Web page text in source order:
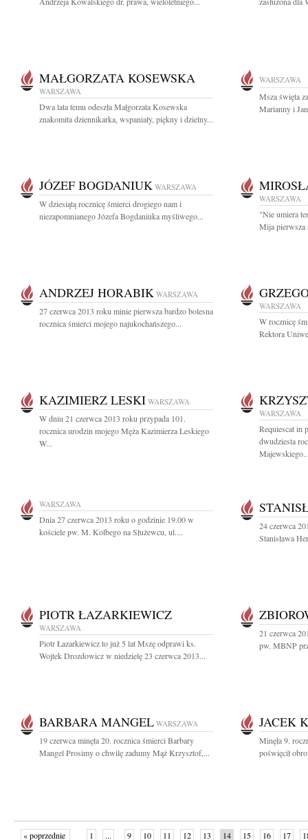
MAŁGORZATA KOSEWSKA
WARSZAWA
Dwa lata temu odeszła Małgorzata Kosewska
znakomita dziennikarka, wspaniały, piękny i dzielny...
WARSZAWA
Msza święta
Marianny i
JÓZEF BOGDANIUK WARSZAWA
W dziesiątą rocznicę śmierci drogiego nam i
niezapomnianego Józefa Bogdaniuka myśliwego...
WARSZAWA
"Nie umiera
Mija pierwsza
ANDRZEJ HORABIK WARSZAWA
27 czerwca 2013 roku minie pierwsza bardzo bolesna
rocznica śmierci mojego najukochańszego...
WARSZAWA
W rocznicę
Rektora
KAZIMIERZ LESKI WARSZAWA
W dniu 21 czerwca 2013 roku przypada 101.
rocznica urodzin mojego Męża Kazimierza Leskiego
W...
WARSZAWA
Requiescat in
dwudziesta
WARSZAWA
Dnia 27 czerwca 2013 roku o godzinie 19.00 w
kościele pw. M. Kolbego na Służewcu, ul....
24 czerwca
Stanisława
PIOTR ŁAZARKIEWICZ
WARSZAWA
Piotr Łazarkiewicz to już 5 lat Mszę odprawi ks.
Wojtek Drozdowicz w niedzielę 23 czerwca 2013...
21 czerwca
pw. MBNP
BARBARA MANGEL WARSZAWA
19 czerwca minęła 20. rocznica śmierci Barbary
Mangel Prosimy o chwilę zadumy Mąż Krzysztof,...
JACEK
Minęła 9.
poświęcił
« poprzednie 1 ... 9 10 11 12 13 14 15 16 17